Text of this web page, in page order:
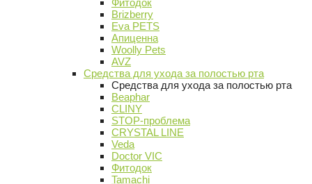
Фитодок
Brizberry
Eva PETS
Апиценна
Woolly Pets
AVZ
Средства для ухода за полостью рта
Средства для ухода за полостью рта
Beaphar
CLINY
STOP-проблема
CRYSTAL LINE
Veda
Doctor VIC
Фитодок
Tamachi